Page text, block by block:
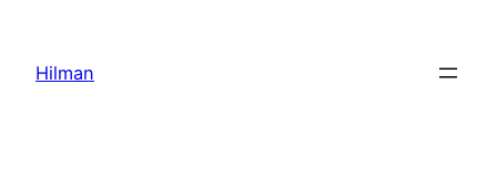
content
Hilman